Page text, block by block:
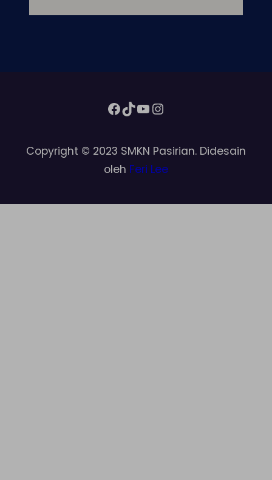
Facebook
TikTok
YouTube
Instagram
Copyright © 2023 SMKN Pasirian. Didesain
oleh Feri Lee